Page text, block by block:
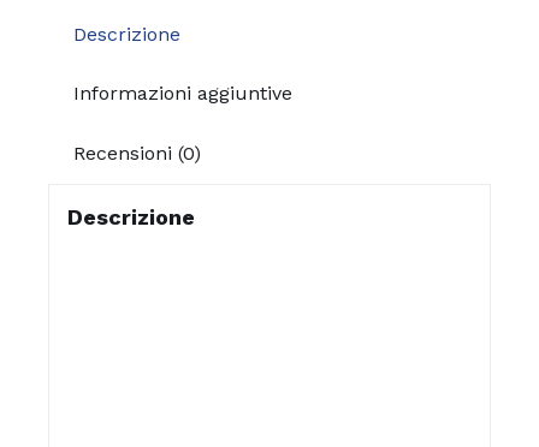
Descrizione
Informazioni aggiuntive
Recensioni (0)
Descrizione